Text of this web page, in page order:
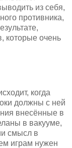
из себя,
противника,
которые очень
когда
должны с ней
внесённые в
в вакууме,
смысл в
играм нужен